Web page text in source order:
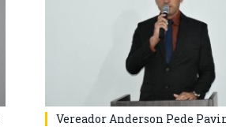
Vereador Anderson Pede